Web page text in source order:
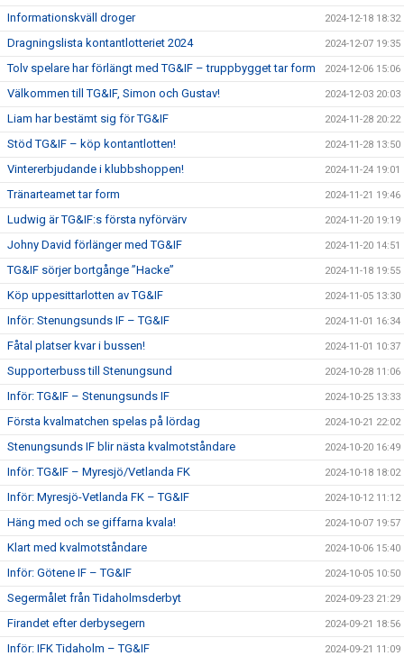
Informationskväll droger 2024-12-18 18:32
Dragningslista kontantlotteriet 2024 2024-12-07 19:35
Tolv spelare har förlängt med TG&IF – truppbygget tar form 2024-12-06 15:06
Välkommen till TG&IF, Simon och Gustav! 2024-12-03 20:03
Liam har bestämt sig för TG&IF 2024-11-28 20:22
Stöd TG&IF – köp kontantlotten! 2024-11-28 13:50
Vintererbjudande i klubbshoppen! 2024-11-24 19:01
Tränarteamet tar form 2024-11-21 19:46
Ludwig är TG&IF:s första nyförvärv 2024-11-20 19:19
Johny David förlänger med TG&IF 2024-11-20 14:51
TG&IF sörjer bortgånge ”Hacke” 2024-11-18 19:55
Köp uppesittarlotten av TG&IF 2024-11-05 13:30
Inför: Stenungsunds IF – TG&IF 2024-11-01 16:34
Fåtal platser kvar i bussen! 2024-11-01 10:37
Supporterbuss till Stenungsund 2024-10-28 11:06
Inför: TG&IF – Stenungsunds IF 2024-10-25 13:33
Första kvalmatchen spelas på lördag 2024-10-21 22:02
Stenungsunds IF blir nästa kvalmotståndare 2024-10-20 16:49
Inför: TG&IF – Myresjö/Vetlanda FK 2024-10-18 18:02
Inför: Myresjö-Vetlanda FK – TG&IF 2024-10-12 11:12
Häng med och se giffarna kvala! 2024-10-07 19:57
Klart med kvalmotståndare 2024-10-06 15:40
Inför: Götene IF – TG&IF 2024-10-05 10:50
Segermålet från Tidaholmsderbyt 2024-09-23 21:29
Firandet efter derbysegern 2024-09-21 18:56
Inför: IFK Tidaholm – TG&IF 2024-09-21 11:09